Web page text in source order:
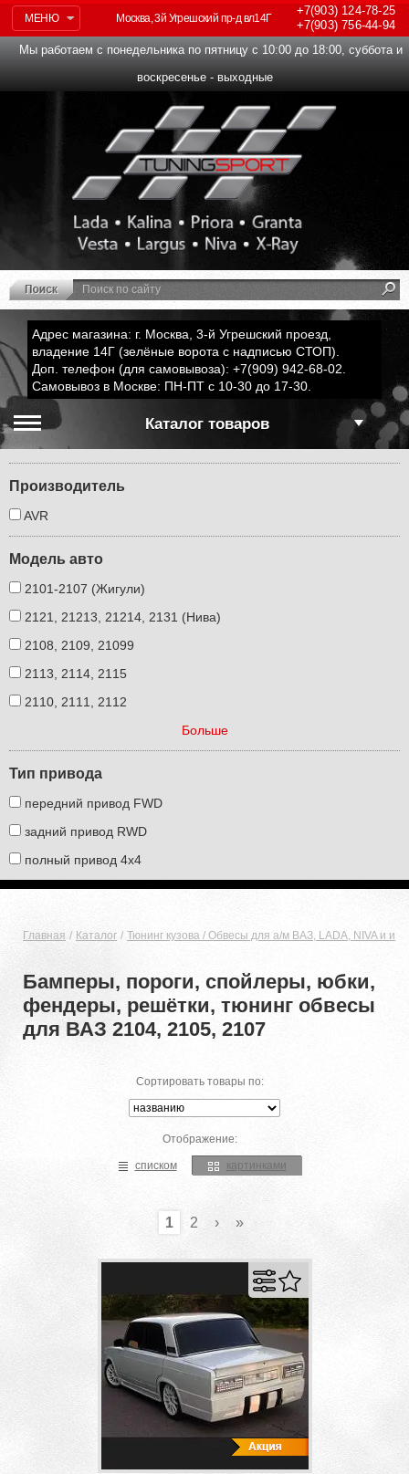
МЕНЮ
+7(903)124-78-25
+7(903)756-44-94
Москва, 3й Угрешский пр-д вл14Г
Мы работаем с понедельника по пятницу с 10:00 до 18:00, суббота и
воскресенье - выходные
Адрес магазина: г. Москва, 3-й Угрешский проезд,
владение 14Г (зелёные ворота с надписью СТОП).
Доп. телефон (для самовывоза): +7(909) 942-68-02.
Самовывоз в Москве: ПН-ПТ с 10-30 до 17-30.
Каталог товаров
Производитель
AVR
Модель авто
2101-2107 (Жигули)
2121, 21213, 21214, 2131 (Нива)
2108, 2109, 21099
2113, 2114, 2115
2110, 2111, 2112
Больше
Тип привода
передний привод FWD
задний привод RWD
полный привод 4х4
Главная Каталог Тюнинг кузова / Обвесы для а/м ВАЗ, LADA, NIVA и
Бамперы, пороги, спойлеры, юбки,
фендеры, решётки, тюнинг обвесы
для ВАЗ 2104, 2105, 2107
Сортировать товары по:
Отображение:
списком картинками
1 2 › »